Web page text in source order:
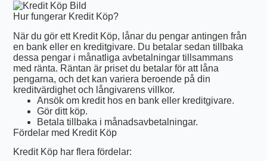
Hur fungerar Kredit Köp?
När du gör ett Kredit Köp, lånar du pengar antingen från
en bank eller en kreditgivare. Du betalar sedan tillbaka
dessa pengar i månatliga avbetalningar tillsammans
med ränta. Räntan är priset du betalar för att låna
pengarna, och det kan variera beroende på din
kreditvärdighet och långivarens villkor.
Ansök om kredit hos en bank eller kreditgivare.
Gör ditt köp.
Betala tillbaka i månadsavbetalningar.
Fördelar med Kredit Köp
Kredit Köp har flera fördelar: